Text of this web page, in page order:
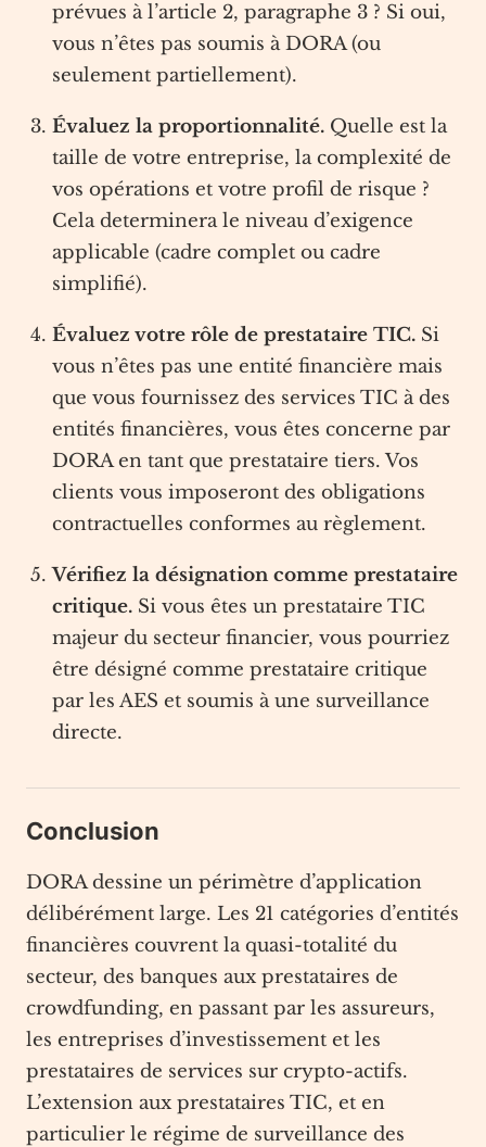
prévues à l’article 2, paragraphe 3 ? Si oui,
vous n’êtes pas soumis à DORA (ou
seulement partiellement).
Évaluez la proportionnalité. Quelle est la
taille de votre entreprise, la complexité de
vos opérations et votre profil de risque ?
Cela determinera le niveau d’exigence
applicable (cadre complet ou cadre
simplifié).
Évaluez votre rôle de prestataire TIC. Si
vous n’êtes pas une entité financière mais
que vous fournissez des services TIC à des
entités financières, vous êtes concerne par
DORA en tant que prestataire tiers. Vos
clients vous imposeront des obligations
contractuelles conformes au règlement.
Vérifiez la désignation comme prestataire
critique. Si vous êtes un prestataire TIC
majeur du secteur financier, vous pourriez
être désigné comme prestataire critique
par les AES et soumis à une surveillance
directe.
Conclusion
DORA dessine un périmètre d’application
délibérément large. Les 21 catégories d’entités
financières couvrent la quasi-totalité du
secteur, des banques aux prestataires de
crowdfunding, en passant par les assureurs,
les entreprises d’investissement et les
prestataires de services sur crypto-actifs.
L’extension aux prestataires TIC, et en
particulier le régime de surveillance des